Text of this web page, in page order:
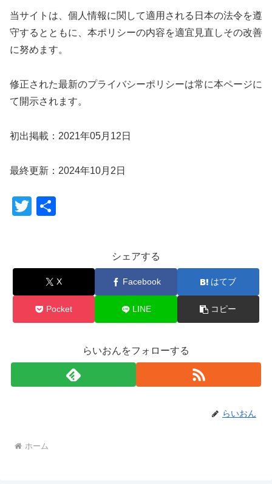
当サイトは、個人情報に関して適用される日本の法令を遵
守するとともに、本ポリシーの内容を適宜見直しその改善
に努めます。
修正された最新のプライバシーポリシーは常に本ページに
て開示されます。
初出掲載：2021年05月12日
最終更新：2024年10月2日
T
er
シェアする
X Facebook はてブ
Pocket LINE コピー
らいおんをフォローする
らいおん
ホーム